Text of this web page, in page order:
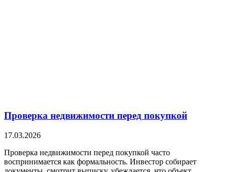
Проверка недвижимости перед покупкой
17.03.2026
Проверка недвижимости перед покупкой часто
воспринимается как формальность. Инвестор собирает